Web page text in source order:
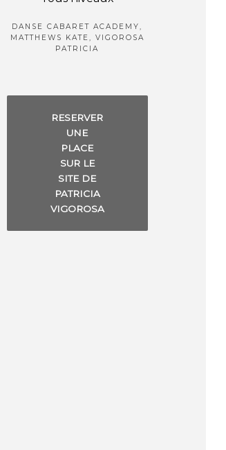
DANSE CABARET ACADEMY,
MATTHEWS KATE, VIGOROSA
PATRICIA
RESERVER
UNE
PLACE
SUR LE
SITE DE
PATRICIA
VIGOROSA